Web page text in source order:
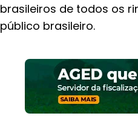
brasileiros de todos os
público brasileiro.